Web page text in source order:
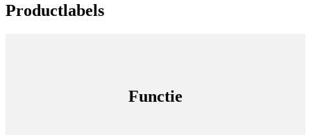
Productlabels
Functie